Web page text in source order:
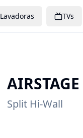
Lavadoras TVs
AIRSTAGE
Split Hi-Wall